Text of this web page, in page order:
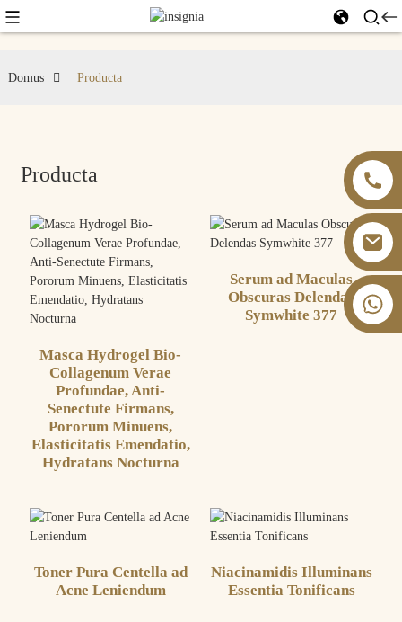
+86 13826059902
Domus Producta
Producta
Masca Hydrogel Bio-
Collagenum Verae
Profundae, Anti-
Senectute Firmans,
Pororum Minuens,
Elasticitatis Emendatio,
Hydratans Nocturna
Serum ad Maculas
Obscuras Delendas
Symwhite 377
Toner Pura Centella ad
Acne Leniendum
Niacinamidis Illuminans
Essentia Tonificans